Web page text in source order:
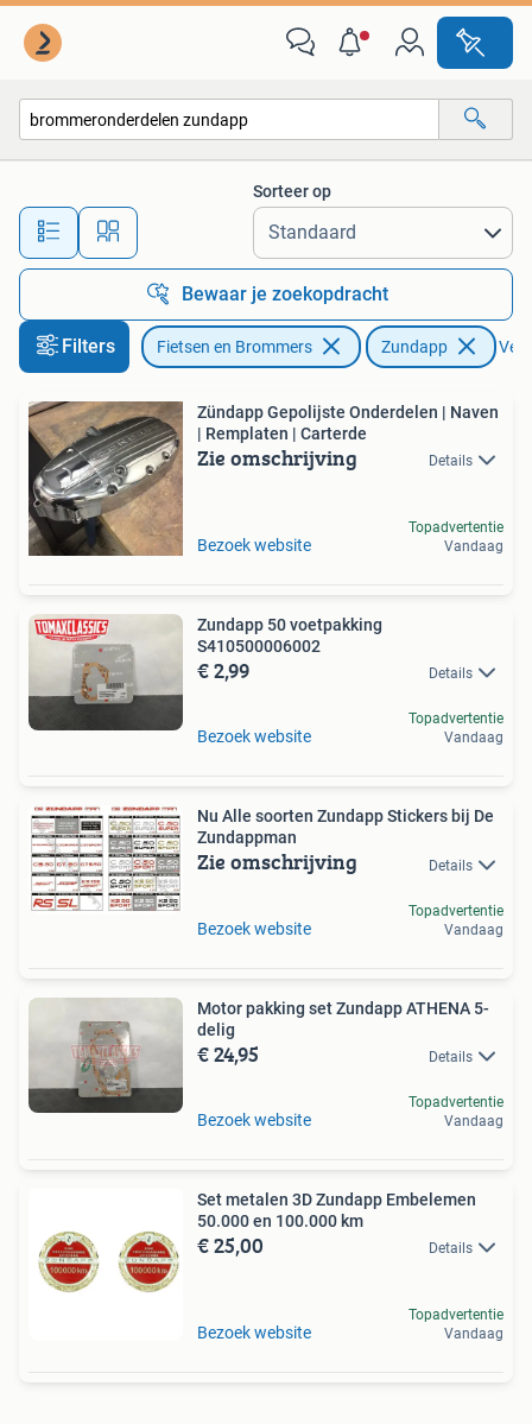
Alle afstanden…
Sorteer op
Bewaar je zoekopdracht
Filters Fietsen en Brommers Zundapp
Zündapp Gepolijste Onderdelen | Naven
| Remplaten | Carterde
Zie omschrijving Details
Bezoek website
Topadvertentie
Vandaag
Zundapp 50 voetpakking
S410500006002
€ 2,99 Details
Bezoek website
Topadvertentie
Vandaag
Nu Alle soorten Zundapp Stickers bij De
Zundappman
Zie omschrijving Details
Bezoek website
Topadvertentie
Vandaag
Motor pakking set Zundapp ATHENA 5-
delig
€ 24,95 Details
Bezoek website
Topadvertentie
Vandaag
Set metalen 3D Zundapp Embelemen
50.000 en 100.000 km
€ 25,00 Details
Bezoek website
Topadvertentie
Vandaag